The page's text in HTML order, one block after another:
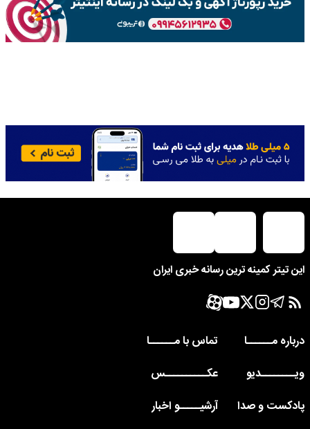
این تیتر کمینه ترین رسانه خبری ایران
درباره مــــــا
تماس با مــــــا
ویــــــــدیو
عکــــــــــس
پادکست و صدا
آرشیـــــو اخبار